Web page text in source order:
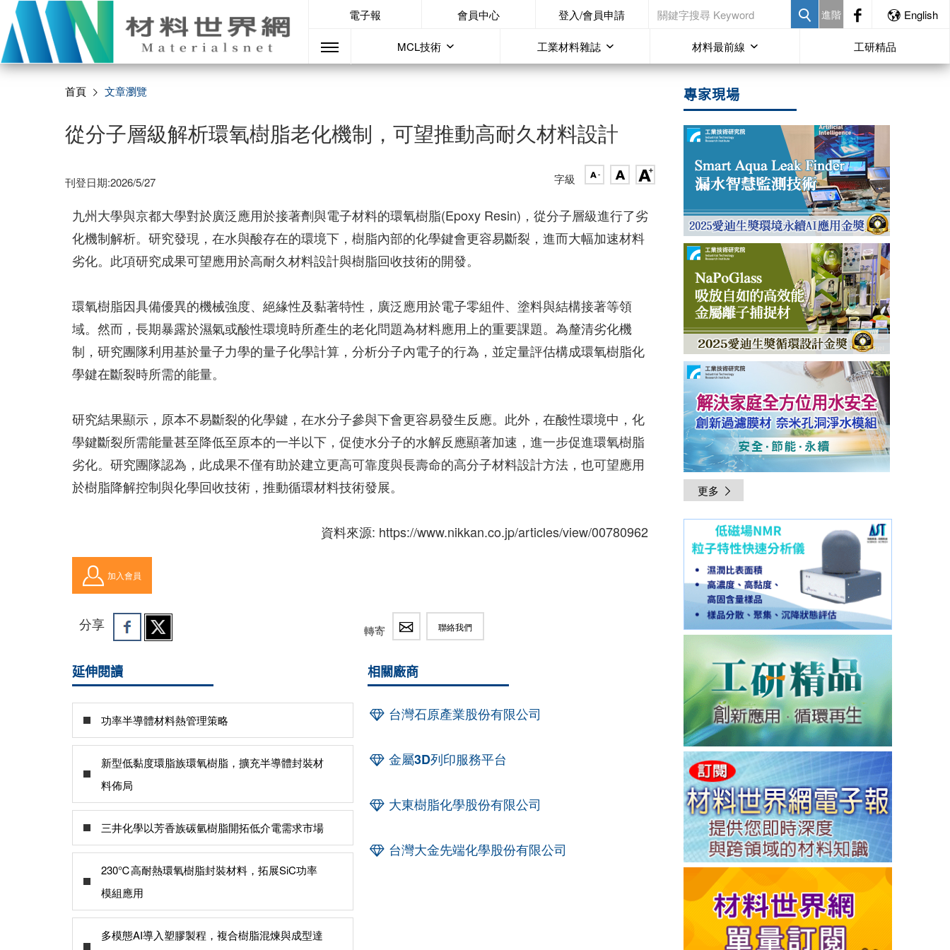
電子報 會員中心 登入/會員申請 進階 English
MCL技術 工業材料雜誌 材料最前線 工研精品
首頁 文章瀏覽
從分子層級解析環氧樹脂老化機制，可望推動高耐久材料設計
刊登日期:2026/5/27 字級
九州大學與京都大學對於廣泛應用於接著劑與電子材料的環氧樹脂(Epoxy Resin)，從分子層級進行了劣
化機制解析。研究發現，在水與酸存在的環境下，樹脂內部的化學鍵會更容易斷裂，進而大幅加速材料
劣化。此項研究成果可望應用於高耐久材料設計與樹脂回收技術的開發。
環氧樹脂因具備優異的機械強度、絕緣性及黏著特性，廣泛應用於電子零組件、塗料與結構接著等領
域。然而，長期暴露於濕氣或酸性環境時所產生的老化問題為材料應用上的重要課題。為釐清劣化機
制，研究團隊利用基於量子力學的量子化學計算，分析分子內電子的行為，並定量評估構成環氧樹脂化
學鍵在斷裂時所需的能量。
研究結果顯示，原本不易斷裂的化學鍵，在水分子參與下會更容易發生反應。此外，在酸性環境中，化
學鍵斷裂所需能量甚至降低至原本的一半以下，促使水分子的水解反應顯著加速，進一步促進環氧樹脂
劣化。研究團隊認為，此成果不僅有助於建立更高可靠度與長壽命的高分子材料設計方法，也可望應用
於樹脂降解控制與化學回收技術，推動循環材料技術發展。
資料來源: https://www.nikkan.co.jp/articles/view/00780962
加入會員
分享 轉寄 聯絡我們
延伸閱讀
功率半導體材料熱管理策略
新型低黏度環脂族環氧樹脂，擴充半導體封裝材
料佈局
三井化學以芳香族碳氫樹脂開拓低介電需求市場
230℃高耐熱環氧樹脂封裝材料，拓展SiC功率
模組應用
多模態AI導入塑膠製程，複合樹脂混煉與成型達
相關廠商
台灣石原產業股份有限公司
金屬3D列印服務平台
大東樹脂化學股份有限公司
台灣大金先端化學股份有限公司
專家現場
更多